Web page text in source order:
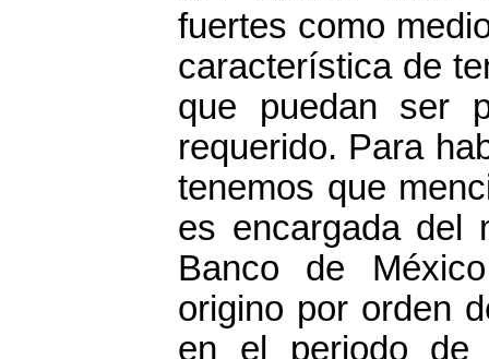
fuertes como
característica de
que puedan ser
requerido. Para
tenemos que
es encargada del
Banco de
origino por orden
en el periodo de